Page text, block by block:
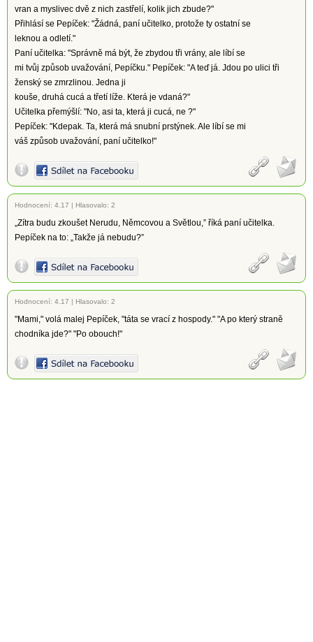
vran a myslivec dvě z nich zastřelí, kolik jich zbude?"
Přihlásí se Pepíček: "Žádná, paní učitelko, protože ty ostatní se
leknou a odletí."
Paní učitelka: "Správně má být, že zbydou tři vrány, ale líbí se
mi tvůj způsob uvažování, Pepíčku." Pepíček: "A teď já. Jdou po ulici tři
ženský se zmrzlinou. Jedna ji
kouše, druhá cucá a třetí líže. Která je vdaná?"
Učitelka přemýšlí: "No, asi ta, která ji cucá, ne ?"
Pepíček: "Kdepak. Ta, která má snubní prstýnek. Ale líbí se mi
váš způsob uvažování, paní učitelko!"
Hodnocení: 4.17 | Hlasovalo: 2
„Zítra budu zkoušet Nerudu, Němcovou a Světlou,” říká paní učitelka.
Pepíček na to: „Takže já nebudu?”
Hodnocení: 4.17 | Hlasovalo: 2
"Mami," volá malej Pepíček, "táta se vrací z hospody." "A po který straně
chodníka jde?" "Po obouch!"